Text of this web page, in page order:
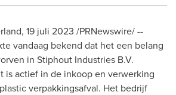
, 19 juli 2023 /PRNewswire/ --
vandaag bekend dat het een belang
in Stiphout Industries B.V.
is actief in de inkoop en verwerking
verpakkingsafval. Het bedrijf